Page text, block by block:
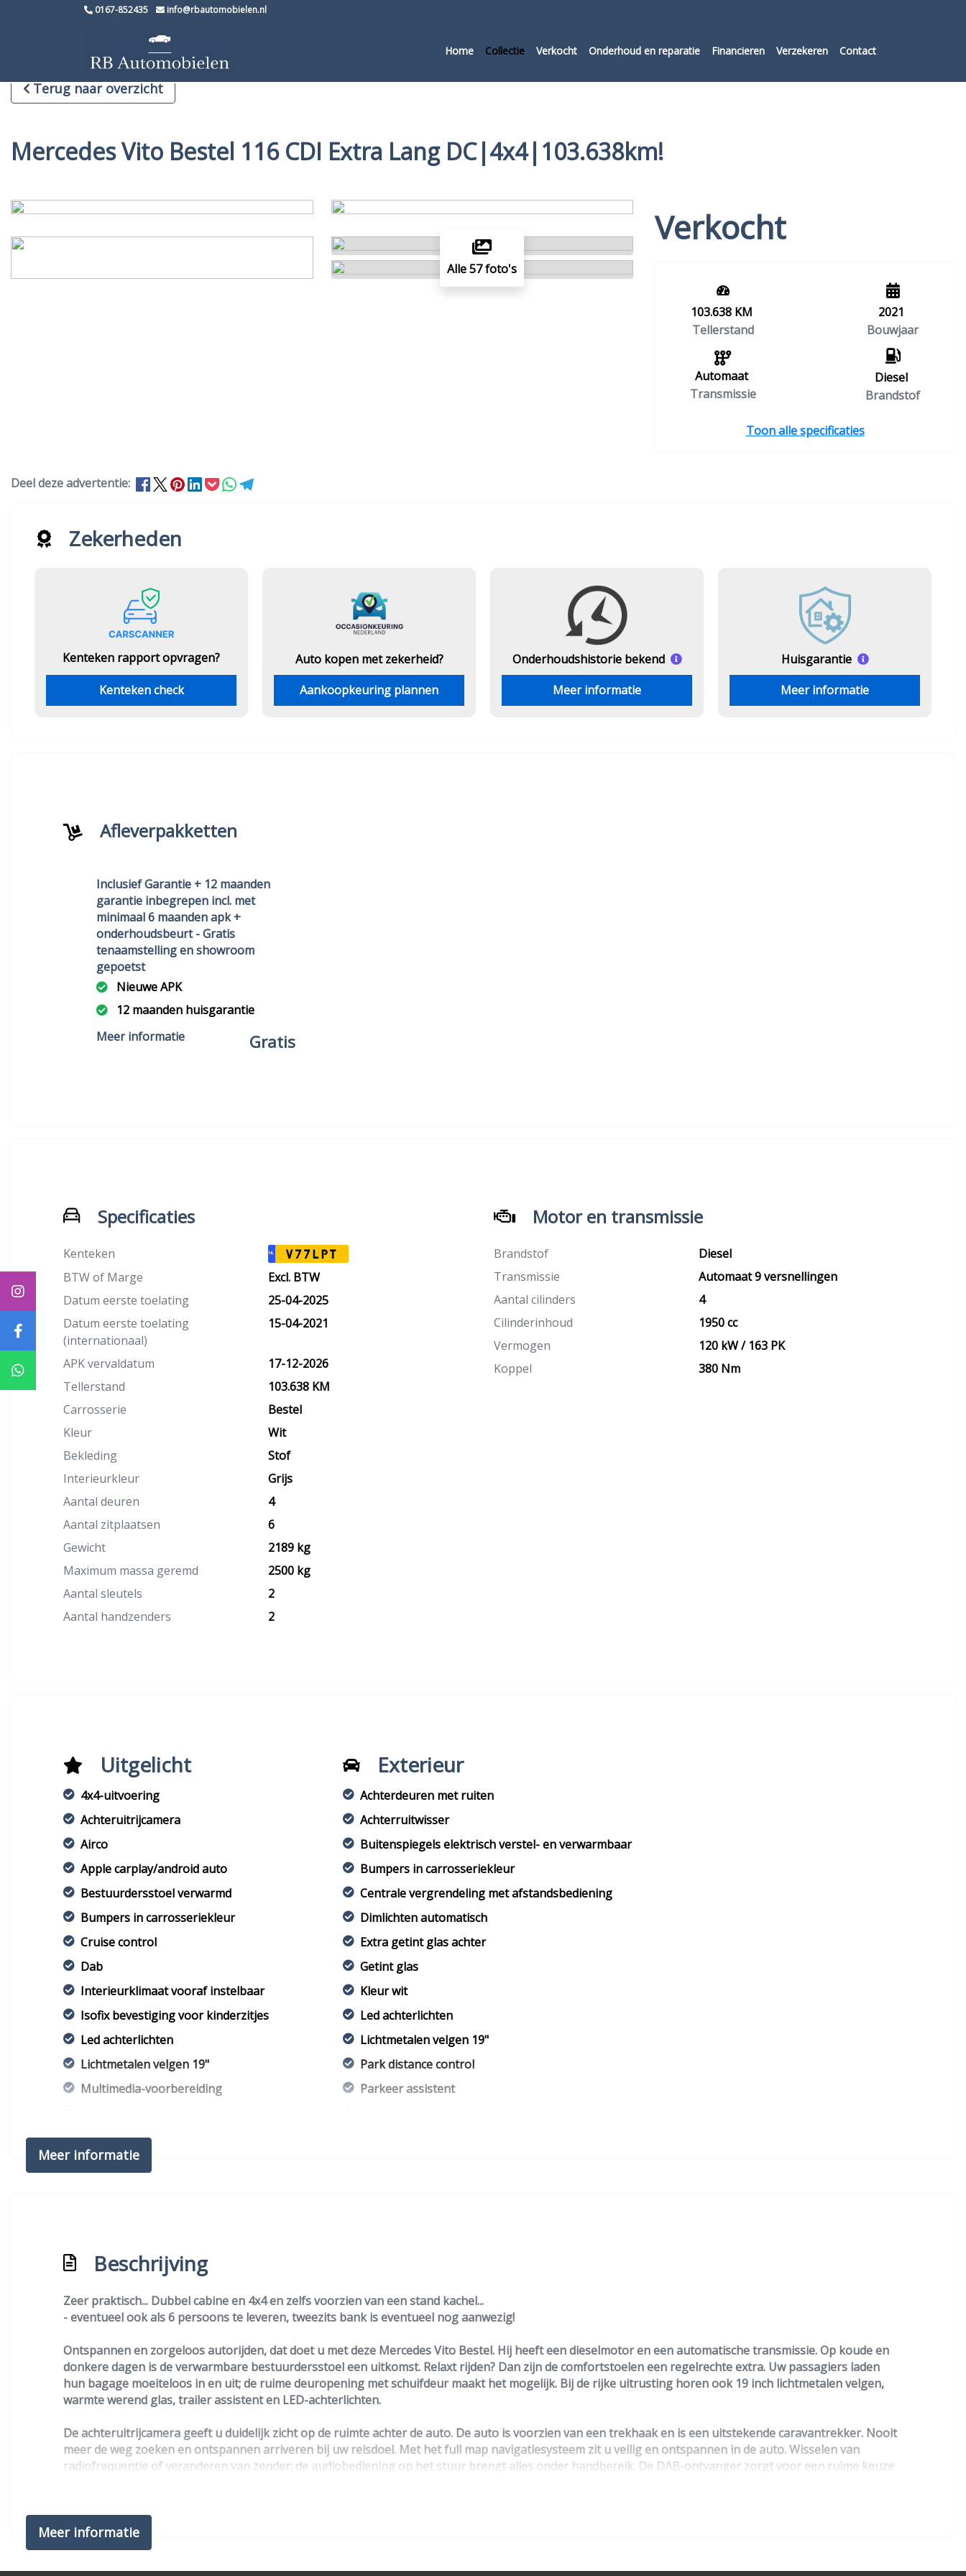
0167-852435 info@rbautomobielen.nl
Home Collectie Verkocht Onderhoud en reparatie Financieren Verzekeren Contact
Terug naar overzicht
Mercedes Vito Bestel 116 CDI Extra Lang DC|4x4|103.638km!
Alle 57 foto's
Verkocht
103.638 KM
Tellerstand
Automaat
Transmissie
2021
Bouwjaar
Diesel
Brandstof
Toon alle specificaties
Deel deze advertentie:
Zekerheden
Kenteken rapport opvragen?
Kenteken check
Auto kopen met zekerheid?
Aankoopkeuring plannen
Onderhoudshistorie bekend
Meer informatie
Huisgarantie
Meer informatie
Afleverpakketten
Inclusief Garantie + 12 maanden
garantie inbegrepen incl. met
minimaal 6 maanden apk +
onderhoudsbeurt - Gratis
tenaamstelling en showroom
gepoetst
Nieuwe APK
12 maanden huisgarantie
12 maanden garantie inbegrepen
incl. met minimaal 6 maanden apk +
Meer informatie Gratis
Specificaties
Kenteken NL V77LPT
BTW of Marge
Excl. BTW
Datum eerste toelating
25-04-2025
Datum eerste toelating
(internationaal)
15-04-2021
APK vervaldatum
17-12-2026
Tellerstand
103.638 KM
Carrosserie
Bestel
Kleur
Wit
Bekleding
Stof
Interieurkleur
Grijs
Aantal deuren
4
Aantal zitplaatsen
6
Gewicht
2189 kg
Maximum massa geremd
2500 kg
Aantal sleutels
2
Aantal handzenders
2
Motor en transmissie
Brandstof
Diesel
Transmissie
Automaat 9 versnellingen
Aantal cilinders
4
Cilinderinhoud
1950 cc
Vermogen
120 kW / 163 PK
Koppel
380 Nm
Uitgelicht
4x4-uitvoering
Achteruitrijcamera
Airco
Apple carplay/android auto
Bestuurdersstoel verwarmd
Bumpers in carrosseriekleur
Cruise control
Dab
Interieurklimaat vooraf instelbaar
Isofix bevestiging voor kinderzitjes
Led achterlichten
Lichtmetalen velgen 19"
Multimedia-voorbereiding
Park distance control
Parkeersensor voor en achter
Exterieur
Achterdeuren met ruiten
Achterruitwisser
Buitenspiegels elektrisch verstel- en verwarmbaar
Bumpers in carrosseriekleur
Centrale vergrendeling met afstandsbediening
Dimlichten automatisch
Extra getint glas achter
Getint glas
Kleur wit
Led achterlichten
Lichtmetalen velgen 19"
Park distance control
Parkeer assistent
Interieur
Airco
Bestuurdersstoel verwarmd
Comfortstoel(en)
Elektrisch verstelbare bestuurdersstoel
Elektrische ramen voor
Houten vloer in laadruimte
Interieurklimaat vooraf instelbaar
Middenarmsteun voor
Stuur leder
Overige
4x4-uitvoering
Anti blokkeer systeem
Anti doorslip regeling
Bestuurdersairbag
Bluetooth
Meer informatie
Beschrijving
Zeer praktisch... Dubbel cabine en 4x4 en zelfs voorzien van een stand kachel...
- eventueel ook als 6 persoons te leveren, tweezits bank is eventueel nog aanwezig!
Ontspannen en zorgeloos autorijden, dat doet u met deze Mercedes Vito Bestel. Hij heeft een dieselmotor en een automatische transmissie. Op koude en
donkere dagen is de verwarmbare bestuurdersstoel een uitkomst. Relaxt rijden? Dan zijn de comfortstoelen een regelrechte extra. Uw passagiers laden
hun bagage moeiteloos in en uit; de ruime deuropening met schuifdeur maakt het mogelijk. Bij de rijke uitrusting horen ook 19 inch lichtmetalen velgen,
warmte werend glas, trailer assistent en LED-achterlichten.
De achteruitrijcamera geeft u duidelijk zicht op de ruimte achter de auto. De auto is voorzien van een trekhaak en is een uitstekende caravantrekker. Nooit
meer de weg zoeken en ontspannen arriveren bij uw reisdoel. Met het full map navigatiesysteem zit u veilig en ontspannen in de auto. Wisselen van
radiofrequentie of veranderen van zender: de audiobediening op het stuur brengt alles onder handbereik. De DAB-ontvanger zorgt voor een ruime keuze
De geavanceerde technologie in deze Mercedes is in staat om onderweg het verkeer om u heen te monitoren en er op te reageren. Zo hebt u als het ware
een automatische co-piloot aan boord. Een belangrijk veiligheidssysteem in deze auto is de vermoeidheidsherkenning, die u een duidelijk signaal geeft
Meer informatie